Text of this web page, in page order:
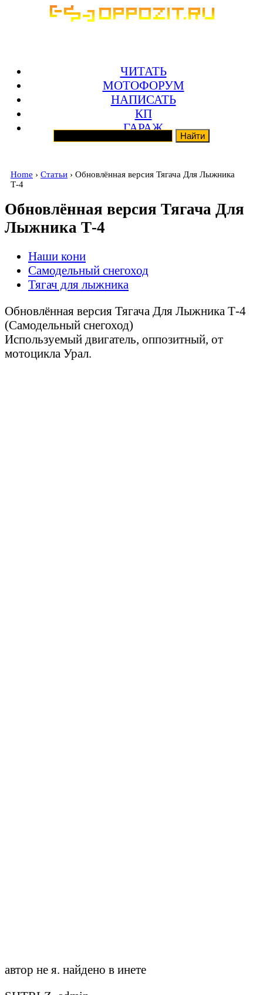
ЧИТАТЬ
МОТОФОРУМ
НАПИСАТЬ
КП
ГАРАЖ
Home › Статьи › Обновлённая версия Тягача Для Лыжника
Т-4
Обновлённая версия Тягача Для
Лыжника Т-4
Наши кони
Самодельный снегоход
Тягач для лыжника
Обновлённая версия Тягача Для Лыжника Т-4
(Самодельный снегоход)
Используемый двигатель, оппозитный, от
мотоцикла Урал.
автор не я. найдено в инете